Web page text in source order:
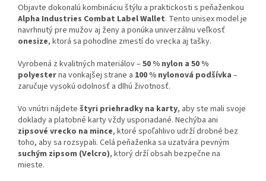
Objavte dokonalú kombináciu štýlu a praktickosti s peňaženkou
Alpha Industries Combat Label Wallet. Tento unisex model je
navrhnutý pre mužov aj ženy a ponúka univerzálnu veľkosť
onesize, ktorá sa pohodlne zmestí do vrecka aj tašky.
Vyrobená z kvalitných materiálov –50 % nylon a 50 %
polyesterna vonkajšej strane a 100 % nylonová podšívka –
zaručuje vysokú odolnosť a dlhú životnosť.
Vo vnútri nájdete štyri priehradky na karty, aby ste mali svoje
doklady a platobné karty vždy usporiadané. Nechýba ani
zipsové vrecko na mince, ktoré spoľahlivo udrží drobné bez
toho, aby sa rozsypali. Celá peňaženka sa uzatvára pevným
suchým zipsom (Velcro), ktorý drží obsah bezpečne na
mieste.